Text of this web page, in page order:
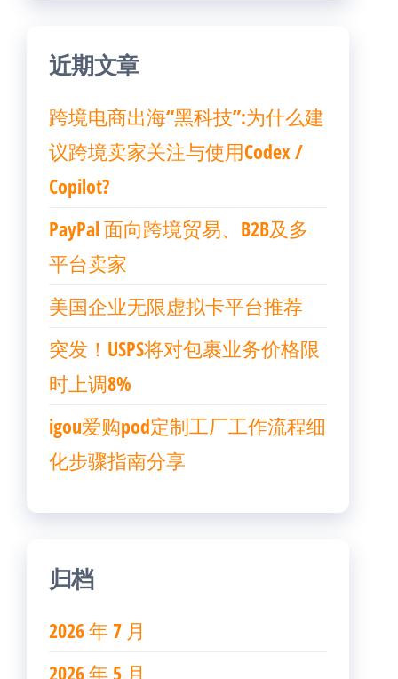
近期文章
跨境电商出海“黑科技”:为什么建
议跨境卖家关注与使用Codex /
Copilot?
PayPal 面向跨境贸易、B2B及多
平台卖家
美国企业无限虚拟卡平台推荐
突发！USPS将对包裹业务价格限
时上调8%
igou爱购pod定制工厂工作流程细
化步骤指南分享
归档
2026 年 7 月
2026 年 5 月